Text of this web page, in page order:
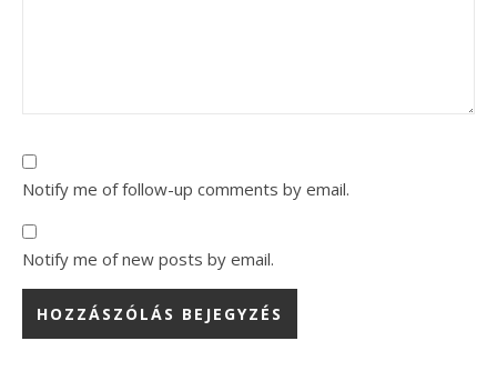
Notify me of follow-up comments by email.
Notify me of new posts by email.